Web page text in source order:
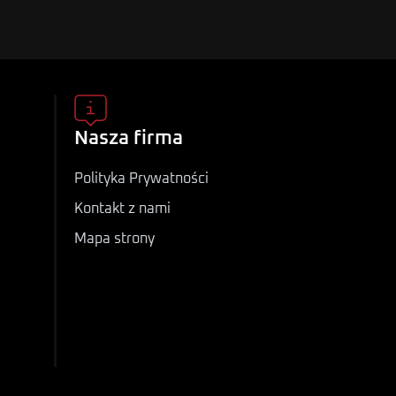
Nasza firma
Polityka Prywatności
Kontakt z nami
Mapa strony